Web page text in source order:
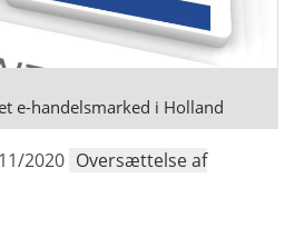
e-handelsmarked i Holland
2020 Oversættelse af